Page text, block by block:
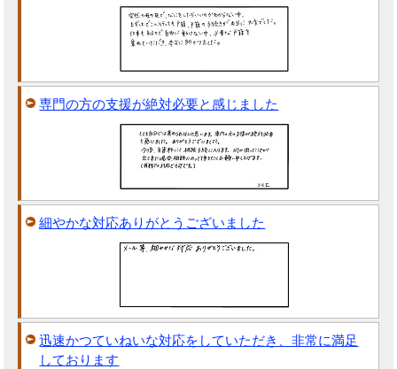
専門の方の支援が絶対必要と感じました
細やかな対応ありがとうございました
迅速かつていねいな対応をしていただき、非常に満足
しております